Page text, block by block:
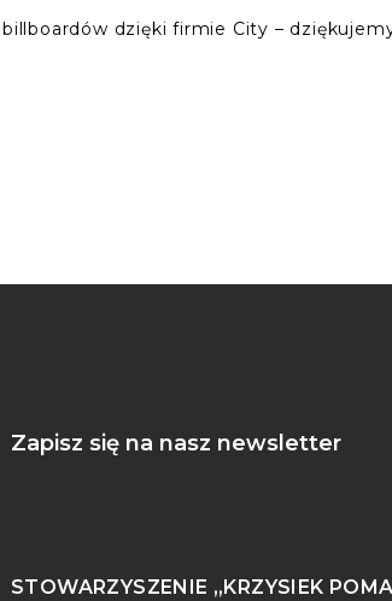
dzięki firmie City –
Zapisz się na nasz newsletter
STOWARZYSZENIE „KRZYSIEK